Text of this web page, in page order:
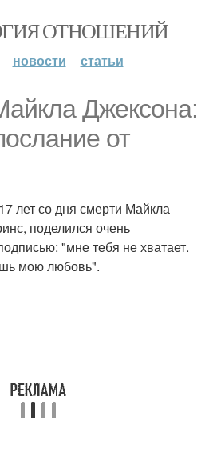
ОТНОШЕНИЙ
новости статьи
Джексона:
от
лет со дня смерти Майкла
поделился очень
"мне тебя не хватает.
мою любовь".